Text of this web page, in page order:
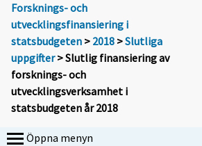
Forsknings- och
utvecklingsfinansiering i
statsbudgeten > 2018 >Slutliga
uppgifter> Slutlig finansiering av
forsknings- och
utvecklingsverksamhet i
statsbudgeten år 2018
Öppna menyn